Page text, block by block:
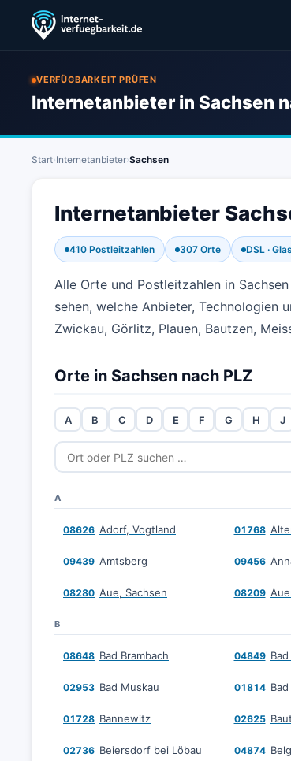
VERFÜGBARKEIT PRÜFEN
Internetanbieter in Sachsen
Start›Internetanbieter›Sachsen
Internetanbieter
410 Postleitzahlen 307 Orte DSL ·
Alle Orte und Postleitzahlen in
sehen, welche Anbieter, Technologien
Zwickau, Görlitz, Plauen, Bautzen,
Orte in Sachsen nach PLZ
A B C D E F G H J
A
08626 Adorf, Vogtland 01768
09439 Amtsberg 09456
08280 Aue, Sachsen 08209
B
08648 Bad Brambach 04849
02953 Bad Muskau 01814
01728 Bannewitz 02625
02736 Beiersdorf bei Löbau 04874